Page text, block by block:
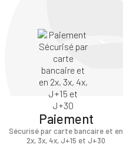
Paiement
Sécurisé par carte bancaire et en
2x, 3x, 4x, J+15 et J+30